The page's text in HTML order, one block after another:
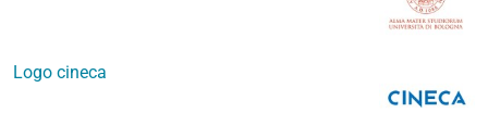
Logo cineca